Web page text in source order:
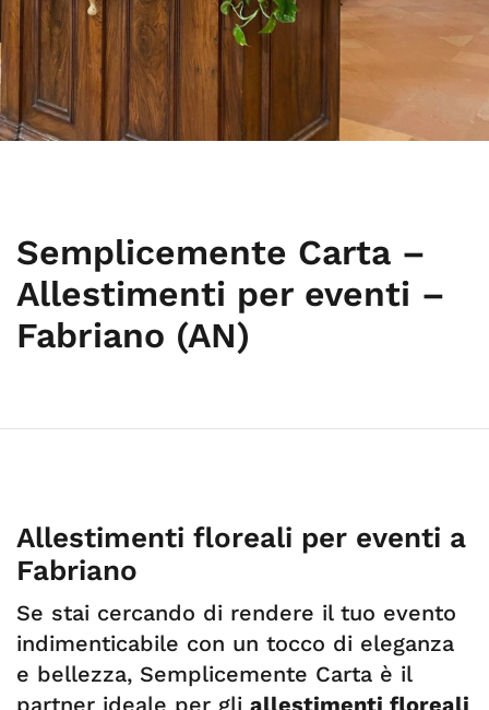
Semplicemente Carta –
Allestimenti per eventi –
Fabriano (AN)
Allestimenti floreali per eventi a
Fabriano
Se stai cercando di rendere il tuo evento
indimenticabile con un tocco di eleganza
e bellezza, Semplicemente Carta è il
partner ideale per gli allestimenti floreali